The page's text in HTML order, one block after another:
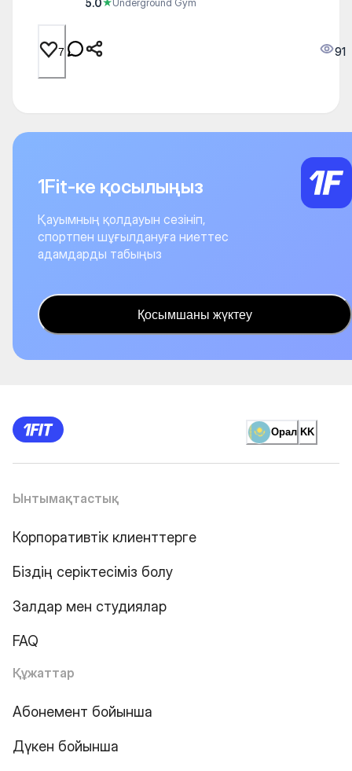
5.0
7 91
1Fit-ке қосылыңыз
Қауымның қолдауын сезініп,
спортпен шұғылдануға ниеттес
адамдарды табыңыз
Қосымшаны жүктеу
Орал KK
Ынтымақтастық
Корпоративтік клиенттерге
Біздің серіктесіміз болу
Залдар мен студиялар
FAQ
Құжаттар
Абонемент бойынша
Дүкен бойынша